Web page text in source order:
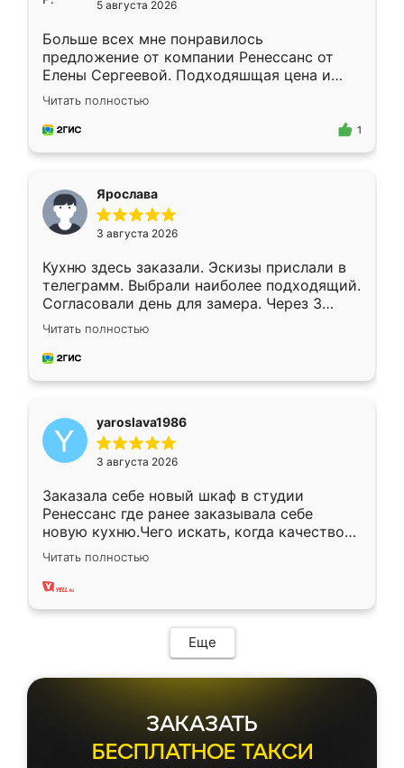
5 августа 2026
Больше всех мне понравилось
предложение от компании Ренессанс от
Елены Сергеевой. Подходяшщая цена и
короткие сроки изготовления. Приехавший
для замера сотрудник Владислав
предложил по моему эскизу самый
Читать полностью
1
Ярослава
3 августа 2026
Кухню здесь заказали. Эскизы прислали в
телеграмм. Выбрали наиболее подходящий.
Согласовали день для замера. Через 3
недели кухня была уже готова. Остались
довольны работой. Спасибо Ренессанс
мебель за качественную работу!
Читать полностью
yaroslava1986
3 августа 2026
Заказала себе новый шкаф в студии
Ренессанс где ранее заказывала себе
новую кухню.Чего искать, когда качеством
вполне довольна. Служит кухня уже почти
два года, нареканий нет.
Читать полностью
Еще
ЗАКАЗАТЬ
БЕСПЛАТНОЕ ТАКСИ